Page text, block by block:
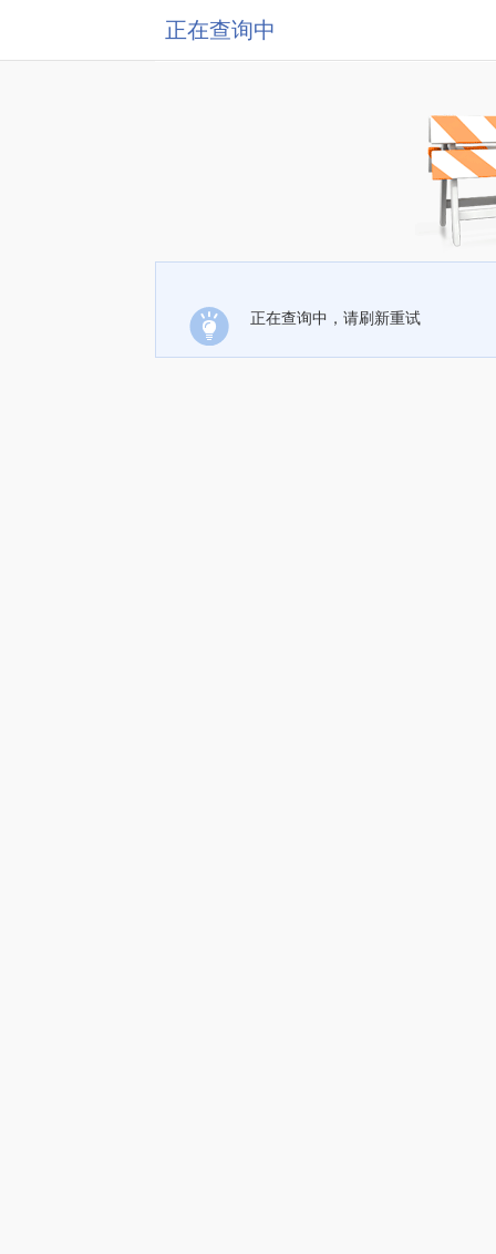
正在查询中
正在查询中，请刷新重试